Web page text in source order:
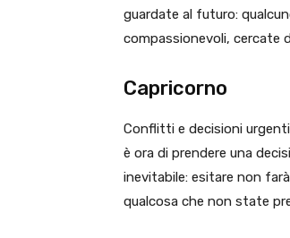
guardate al futuro:
compassionevoli, cercate
Capricorno
Conflitti e decisioni
è ora di prendere una
inevitabile: esitare non
qualcosa che non state